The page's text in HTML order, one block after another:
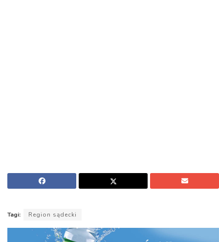
Tagi: Region sądecki